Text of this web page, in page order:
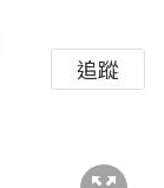
追蹤